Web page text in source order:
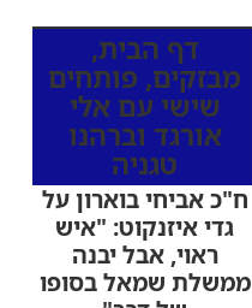
דף הבית,
מבזקים, פותחים
שישי עם אלי
אורגד וברהנו
טגניה
ח"כ אביחי בוארון על
גדי איזנקוט: "איש
ראוי, אבל יבנה
ממשלת שמאל בסופו